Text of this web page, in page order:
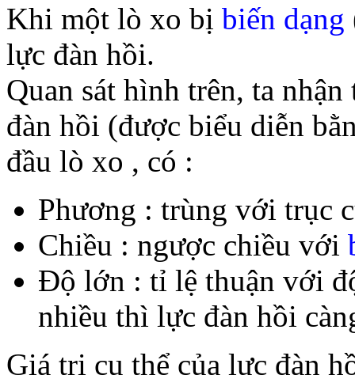
Khi một lò xo bị biến dạng
lực đàn hồi.
Quan sát hình trên, ta
đàn hồi (được biểu diễn
đầu lò xo , có :
Phương : trùng với trục
Chiều : ngược chiều với
Độ lớn : tỉ lệ thuận với
nhiều thì lực đàn hồi
Giá trị cụ thể của lực đàn